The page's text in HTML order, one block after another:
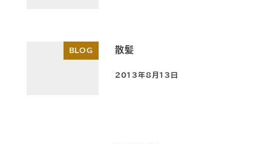
BLOG 散髪
投稿日
2013年8月13日